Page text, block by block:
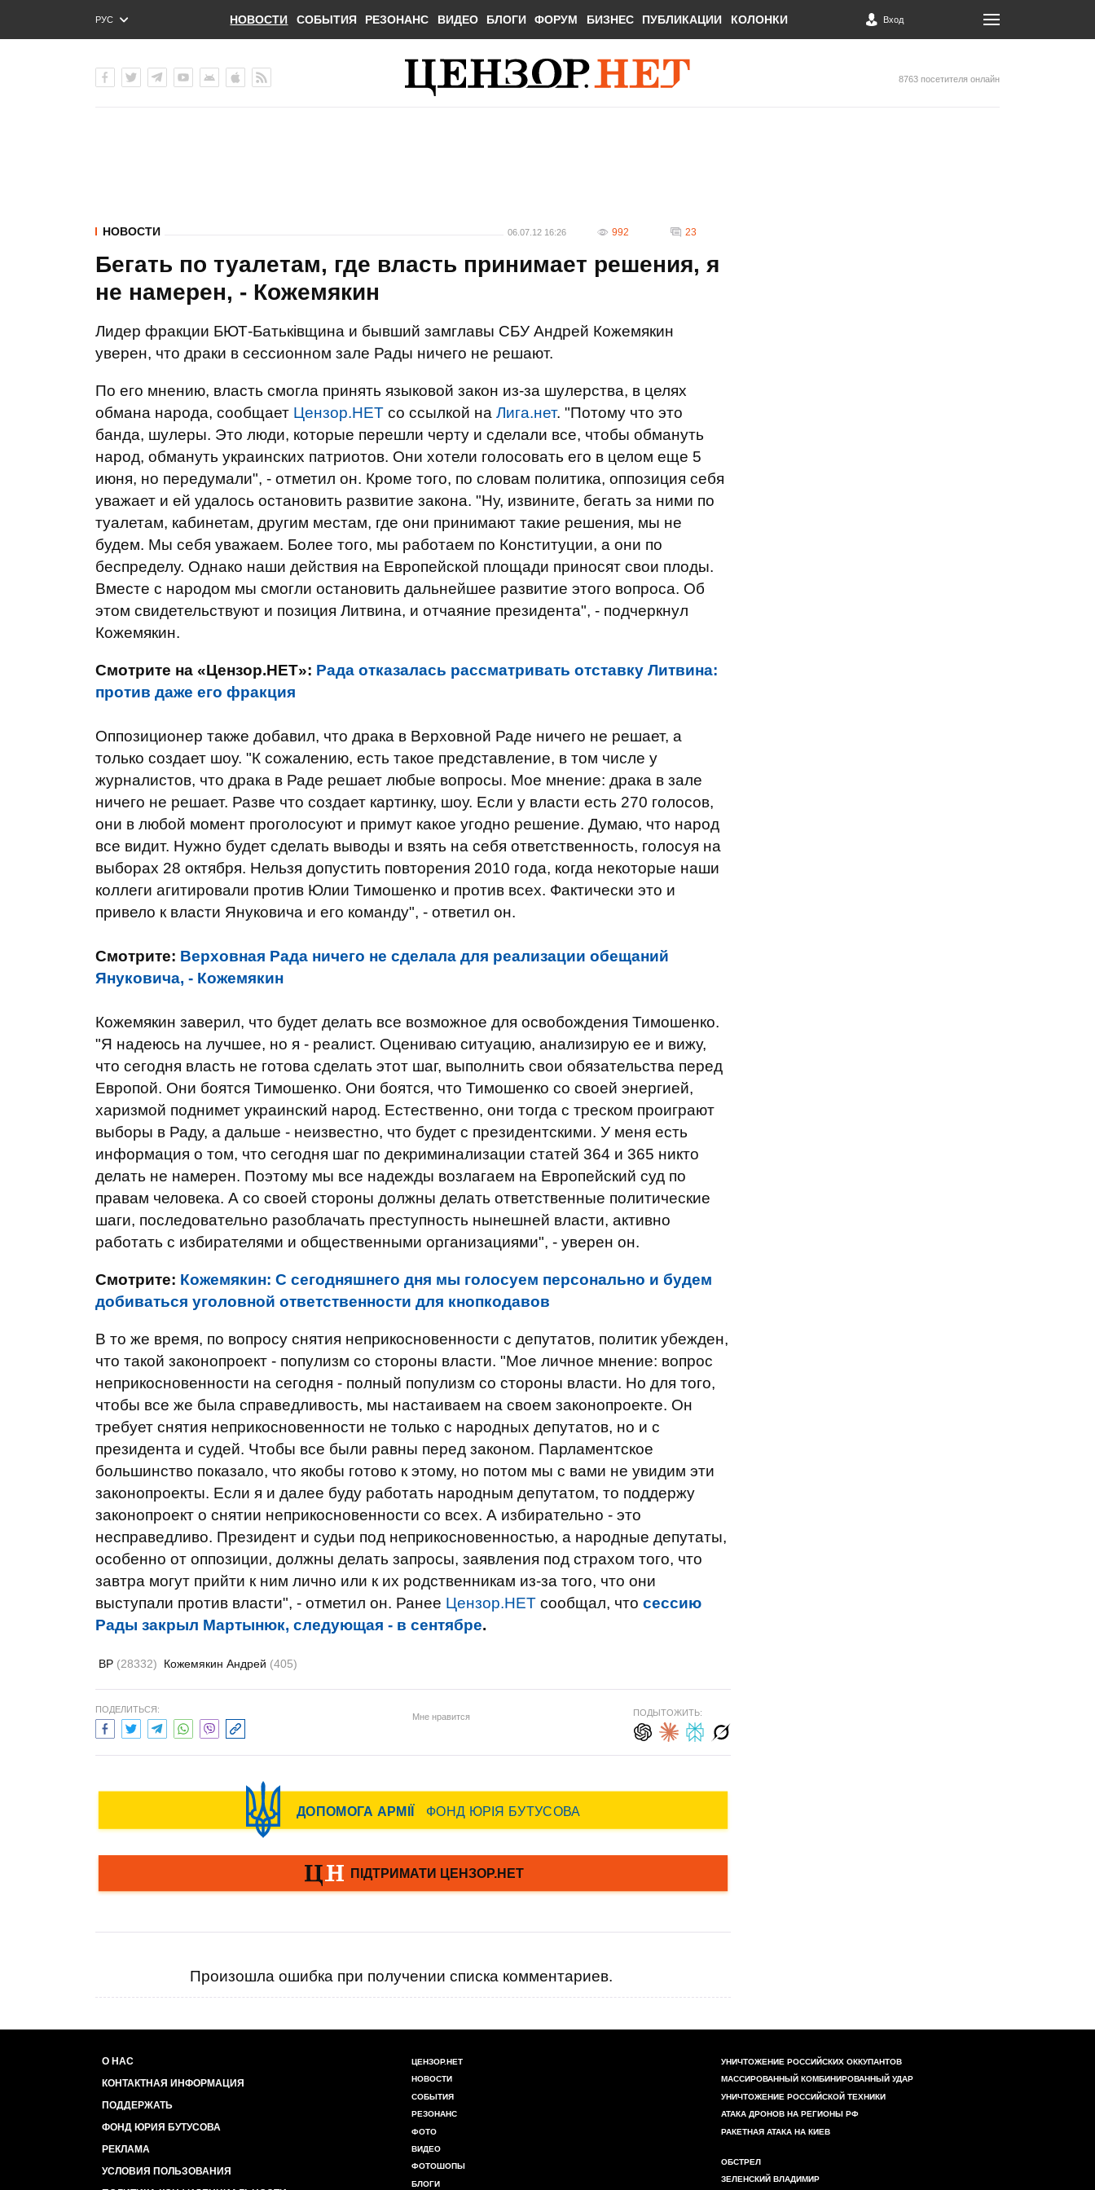
РУС
ENG
НОВОСТИ СОБЫТИЯ РЕЗОНАНС ВИДЕО БЛОГИ ФОРУМ БИЗНЕС ПУБЛИКАЦИИ КОЛОНКИ Вход
8763 посетителя онлайн
НОВОСТИ 06.07.12 16:26 992 23
Бегать по туалетам, где власть принимает решения, я
не намерен, - Кожемякин
Лидер фракции БЮТ-Батьківщина и бывший замглавы СБУ Андрей Кожемякин
уверен, что драки в сессионном зале Рады ничего не решают.
По его мнению, власть смогла принять языковой закон из-за шулерства, в целях
обмана народа, сообщает Цензор.НЕТ со ссылкой на Лига.нет. "Потому что это
банда, шулеры. Это люди, которые перешли черту и сделали все, чтобы обмануть
народ, обмануть украинских патриотов. Они хотели голосовать его в целом еще 5
июня, но передумали", - отметил он. Кроме того, по словам политика, оппозиция себя
уважает и ей удалось остановить развитие закона. "Ну, извините, бегать за ними по
туалетам, кабинетам, другим местам, где они принимают такие решения, мы не
будем. Мы себя уважаем. Более того, мы работаем по Конституции, а они по
беспределу. Однако наши действия на Европейской площади приносят свои плоды.
Вместе с народом мы смогли остановить дальнейшее развитие этого вопроса. Об
этом свидетельствуют и позиция Литвина, и отчаяние президента", - подчеркнул
Кожемякин.
Смотрите на «Цензор.НЕТ»: Рада отказалась рассматривать отставку Литвина:
против даже его фракция
Оппозиционер также добавил, что драка в Верховной Раде ничего не решает, а
только создает шоу. "К сожалению, есть такое представление, в том числе у
журналистов, что драка в Раде решает любые вопросы. Мое мнение: драка в зале
ничего не решает. Разве что создает картинку, шоу. Если у власти есть 270 голосов,
они в любой момент проголосуют и примут какое угодно решение. Думаю, что народ
все видит. Нужно будет сделать выводы и взять на себя ответственность, голосуя на
выборах 28 октября. Нельзя допустить повторения 2010 года, когда некоторые наши
коллеги агитировали против Юлии Тимошенко и против всех. Фактически это и
привело к власти Януковича и его команду", - ответил он.
Смотрите: Верховная Рада ничего не сделала для реализации обещаний
Януковича, - Кожемякин
Кожемякин заверил, что будет делать все возможное для освобождения Тимошенко.
"Я надеюсь на лучшее, но я - реалист. Оцениваю ситуацию, анализирую ее и вижу,
что сегодня власть не готова сделать этот шаг, выполнить свои обязательства перед
Европой. Они боятся Тимошенко. Они боятся, что Тимошенко со своей энергией,
харизмой поднимет украинский народ. Естественно, они тогда с треском проиграют
выборы в Раду, а дальше - неизвестно, что будет с президентскими. У меня есть
информация о том, что сегодня шаг по декриминализации статей 364 и 365 никто
делать не намерен. Поэтому мы все надежды возлагаем на Европейский суд по
правам человека. А со своей стороны должны делать ответственные политические
шаги, последовательно разоблачать преступность нынешней власти, активно
работать с избирателями и общественными организациями", - уверен он.
Смотрите: Кожемякин: С сегодняшнего дня мы голосуем персонально и будем
добиваться уголовной ответственности для кнопкодавов
В то же время, по вопросу снятия неприкосновенности с депутатов, политик убежден,
что такой законопроект - популизм со стороны власти. "Мое личное мнение: вопрос
неприкосновенности на сегодня - полный популизм со стороны власти. Но для того,
чтобы все же была справедливость, мы настаиваем на своем законопроекте. Он
требует снятия неприкосновенности не только с народных депутатов, но и с
президента и судей. Чтобы все были равны перед законом. Парламентское
большинство показало, что якобы готово к этому, но потом мы с вами не увидим эти
законопроекты. Если я и далее буду работать народным депутатом, то поддержу
законопроект о снятии неприкосновенности со всех. А избирательно - это
несправедливо. Президент и судьи под неприкосновенностью, а народные депутаты,
особенно от оппозиции, должны делать запросы, заявления под страхом того, что
завтра могут прийти к ним лично или к их родственникам из-за того, что они
выступали против власти", - отметил он. Ранее Цензор.НЕТ сообщал, что сессию
Рады закрыл Мартынюк, следующая - в сентябре.
ВР (28332) Кожемякин Андрей (405)
ПОДЕЛИТЬСЯ:
Мне нравится ПОДЫТОЖИТЬ:
Произошла ошибка при получении списка комментариев.
О НАС
КОНТАКТНАЯ ИНФОРМАЦИЯ
ПОДДЕРЖАТЬ
ФОНД ЮРИЯ БУТУСОВА
РЕКЛАМА
УСЛОВИЯ ПОЛЬЗОВАНИЯ
ЦЕНЗОР.НЕТ
НОВОСТИ
СОБЫТИЯ
РЕЗОНАНС
ФОТО
ВИДЕО
ФОТОШОПЫ
БЛОГИ
УНИЧТОЖЕНИЕ РОССИЙСКИХ ОККУПАНТОВ
МАССИРОВАННЫЙ КОМБИНИРОВАННЫЙ УДАР
УНИЧТОЖЕНИЕ РОССИЙСКОЙ ТЕХНИКИ
АТАКА ДРОНОВ НА РЕГИОНЫ РФ
РАКЕТНАЯ АТАКА НА КИЕВ
ОБСТРЕЛ
ЗЕЛЕНСКИЙ ВЛАДИМИР